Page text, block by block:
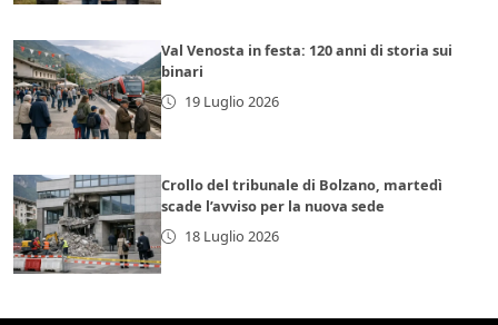
Val Venosta in festa: 120 anni di storia sui
binari
19 Luglio 2026
Crollo del tribunale di Bolzano, martedì
scade l’avviso per la nuova sede
18 Luglio 2026